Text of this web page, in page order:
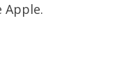
Apple.